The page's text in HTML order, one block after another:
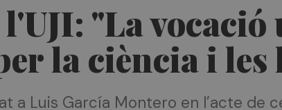
"La
la ciència i
a Luis García Montero en l’acte de